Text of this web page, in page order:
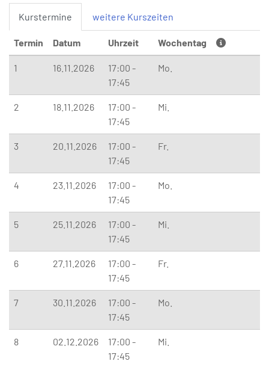
Kurstermine weitere Kurszeiten
Termin Datum Uhrzeit Wochentag
1 16.11.2026
17:00 -
17:45
Mo.
2 18.11.2026
17:00 -
17:45
Mi.
3 20.11.2026
17:00 -
17:45
Fr.
4 23.11.2026
17:00 -
17:45
Mo.
5 25.11.2026
17:00 -
17:45
Mi.
6 27.11.2026
17:00 -
17:45
Fr.
7 30.11.2026
17:00 -
17:45
Mo.
8 02.12.2026
17:00 -
17:45
Mi.